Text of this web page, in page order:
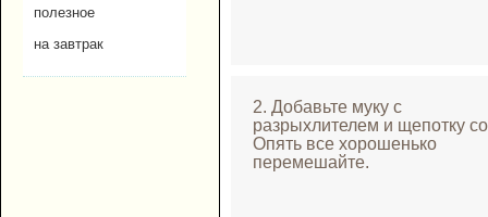
полезное
на завтрак
2. Добавьте муку с
разрыхлителем и щепотку
Опять все хорошенько
перемешайте.